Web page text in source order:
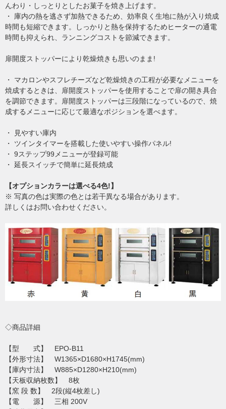
んわり・しっとりとしたお菓子を焼き上げます。
・ 庫内の熱を逃さず加熱できるため、効率良く生地に熱が入り焼成
時間も短縮できます。しっかりと熱を保持するためヒーターの通電
時間も抑えられ、ランニングコストを節減できます。
扉開度ストッパーにより乾燥焼きも思いのまま!
・ マカロンやスフレチーズなど乾燥焼きの工程が必要なメニューを
焼成するときは、扉開度ストッパーを使用することで扉の開き具合
を調節できます。扉開度ストッパーは三段階になっているので、焼
成するメニューに応じて最適なポジションを選べます。
・ 見やすい庫内
・ ツインタイマーを搭載した使いやすい操作パネル!
・ 9ステップ99メニューが登録可能
・ 延長スイッチで簡単に延長焼成
【オプションカラーは選べる4色!】
※ 写真の色は実際の色とは若干異なる場合があります。
詳しくはお問い合わせください。
◇商品詳細
【型 式】 EPO-B11
【外形寸法】 W1365×D1680×H1745(mm)
【庫内寸法】 W885×D1280×H210(mm)
【天板収納枚数】 8枚
【窯 段 数】 2段(縦4枚差し)
【電 源】 三相 200V